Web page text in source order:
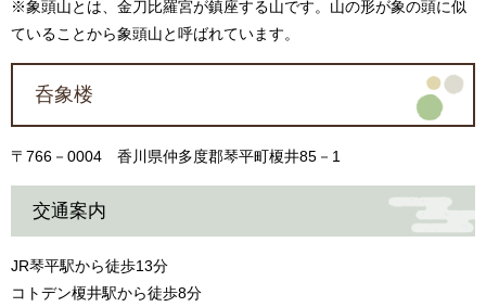
※象頭山とは、金刀比羅宮が鎮座する山です。山の形が象の頭に似
ていることから象頭山と呼ばれています。
呑象楼
〒766－0004 香川県仲多度郡琴平町榎井85－1
交通案内
JR琴平駅から徒歩13分
コトデン榎井駅から徒歩8分